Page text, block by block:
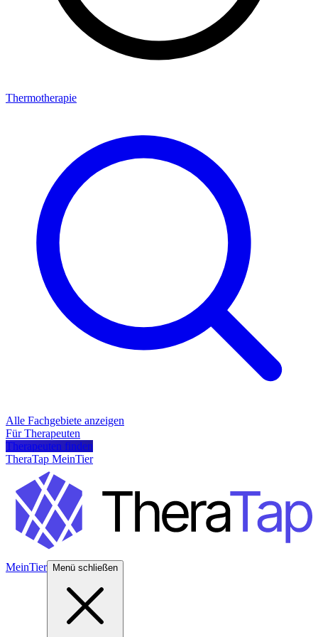
Thermotherapie
Alle Fachgebiete anzeigen
Für Therapeuten
Therapeuten finden
TheraTap MeinTier
MeinTier Menü schließen